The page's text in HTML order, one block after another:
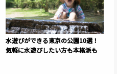
水遊びができる東京の公園10選！
気軽に水遊びしたい方も本格派も